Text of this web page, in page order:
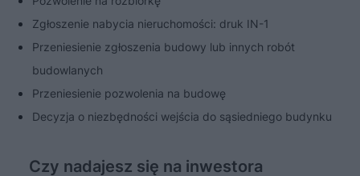
Zgłoszenie nabycia nieruchomości: druk IN-1
Przeniesienie zgłoszenia budowy lub innych robót
budowlanych
Przeniesienie pozwolenia na budowę
Decyzja o niezbędności wejścia do sąsiedniego budynku
Czy nadajesz się na inwestora